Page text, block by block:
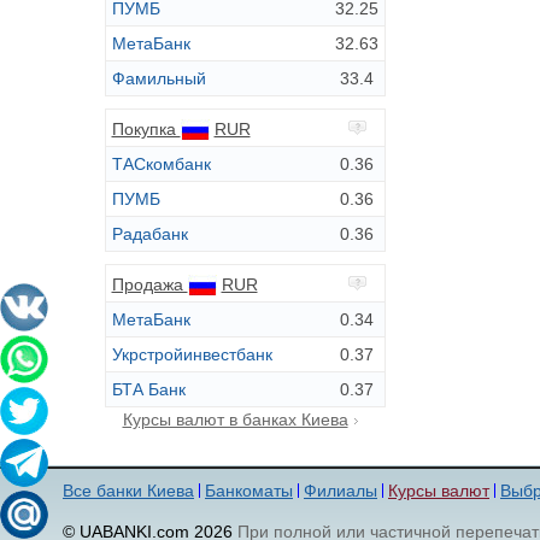
ПУМБ
32.25
МетаБанк
32.63
Фамильный
33.4
Покупка
RUR
ТАСкомбанк
0.36
ПУМБ
0.36
Радабанк
0.36
Продажа
RUR
МетаБанк
0.34
Укрстройинвестбанк
0.37
БТА Банк
0.37
Курсы валют в банках Киева
Все банки Киева Банкоматы Филиалы Курсы валют
© UABANKI.com 2026 При полной или частичной